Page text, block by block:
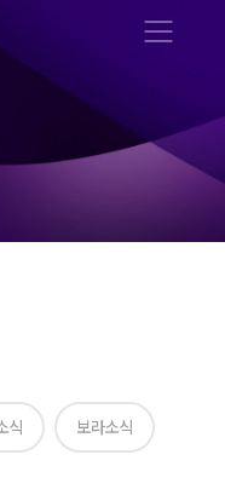
메뉴 열기
식 보라소식